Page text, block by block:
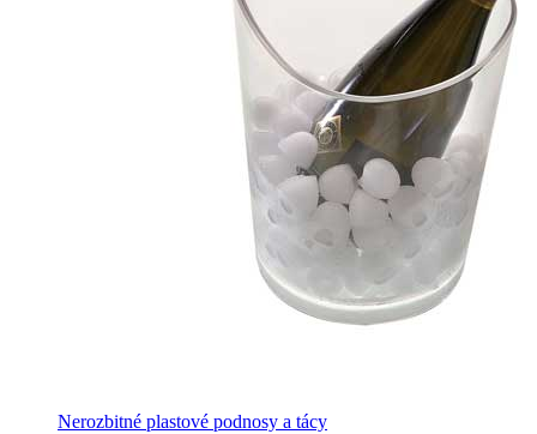
Nerozbitné plastové podnosy a tácy